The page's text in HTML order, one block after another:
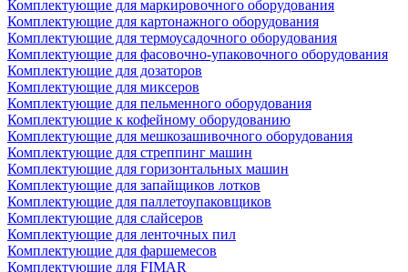
Комплектующие для маркировочного оборудования
Комплектующие для картонажного оборудования
Комплектующие для термоусадочного оборудования
Комплектующие для фасовочно-упаковочного оборудования
Комплектующие для дозаторов
Комплектующие для миксеров
Комплектующие для пельменного оборудования
Комплектующие к кофейному оборудованию
Комплектующие для мешкозашивочного оборудования
Комплектующие для стреппинг машин
Комплектующие для горизонтальных машин
Комплектующие для запайщиков лотков
Комплектующие для паллетоупаковщиков
Комплектующие для слайсеров
Комплектующие для ленточных пил
Комплектующие для фаршемесов
Комплектующие для FIMAR